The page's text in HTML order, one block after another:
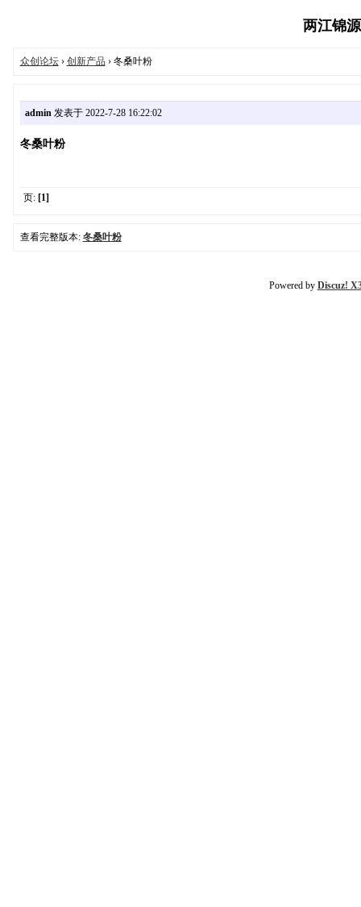
两江锦
众创论坛› 创新产品 › 冬桑叶粉
admin发表于 2022-7-28 16:22:02
冬桑叶粉
页: [1]
查看完整版本: 冬桑叶粉
Powered by Discuz!